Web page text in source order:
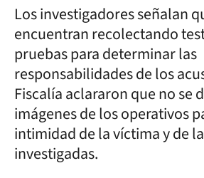
Los investigadores señalan
encuentran recolectando
pruebas para determinar las
responsabilidades de los
Fiscalía aclararon que no se
imágenes de los operativos
intimidad de la víctima y de
investigadas.